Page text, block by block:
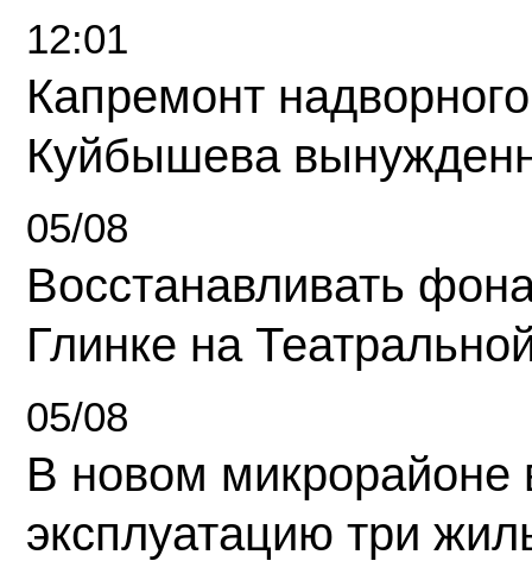
12:01
Капремонт
Куйбышева
05/08
Восстанавливать
Глинке на
05/08
В новом микрорайоне
эксплуатацию три